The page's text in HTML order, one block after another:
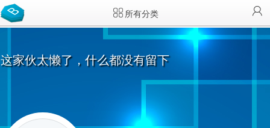
所有分类
这家伙太懒了，什么都没有留下